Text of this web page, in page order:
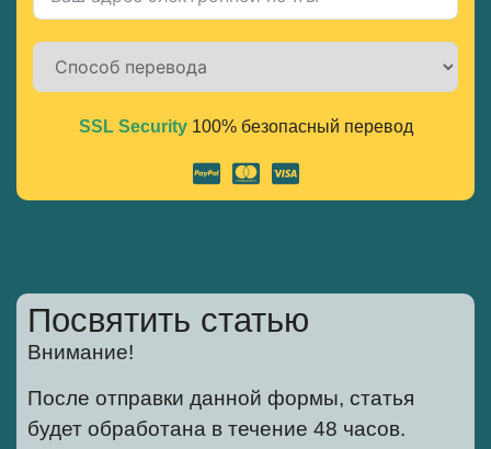
Alternative:
SSL Security100% безопасный перевод
Посвятить статью
Внимание!
После отправки данной формы, статья
будет обработана в течение 48 часов.